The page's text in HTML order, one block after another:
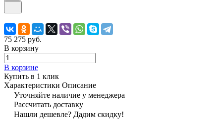
75 275 руб.
В корзину
В корзине
Купить в 1 клик
Характеристики Описание
Уточняйте наличие у менеджера
Рассчитать доставку
Нашли дешевле? Дадим скидку!